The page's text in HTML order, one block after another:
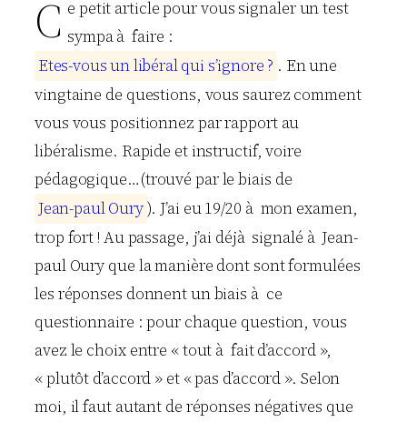
C e petit article pour vous signaler un test
sympa à faire :
Etes-vousunlibéralqui s’ignore ? . En une
vingtaine de questions, vous saurez comment
vous vous positionnez par rapport au
libéralisme. Rapide et instructif, voire
pédagogique…(trouvé par le biais de
Jean-paulOury). J’ai eu 19/20 à mon examen,
trop fort ! Au passage, j’ai déjà signalé à Jean-
paul Oury que la manière dont sont formulées
les réponses donnent un biais à ce
questionnaire : pour chaque question, vous
avez le choix entre « tout à fait d’accord »,
« plutôt d’accord » et « pas d’accord ». Selon
moi, il faut autant de réponses négatives que